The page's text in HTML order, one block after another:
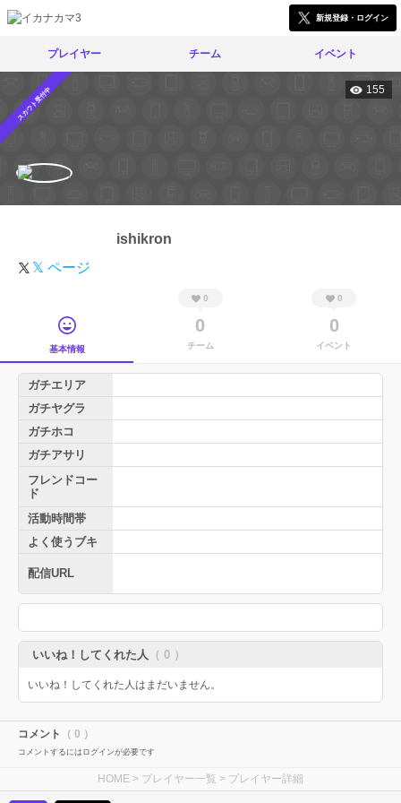
新規登録・ログイン
プレイヤー チーム イベント
スカウト受付中 155
ishikron
𝕏 ページ
基本情報
0
0
チーム
0
0
イベント
ガチエリア
ガチヤグラ
ガチホコ
ガチアサリ
フレンドコー
ド
活動時間帯
よく使うブキ
配信URL
いいね！してくれた人 （ 0 ）
いいね！してくれた人はまだいません。
コメント （ 0 ）
コメントするにはログインが必要です
HOME > プレイヤー一覧 > プレイヤー詳細